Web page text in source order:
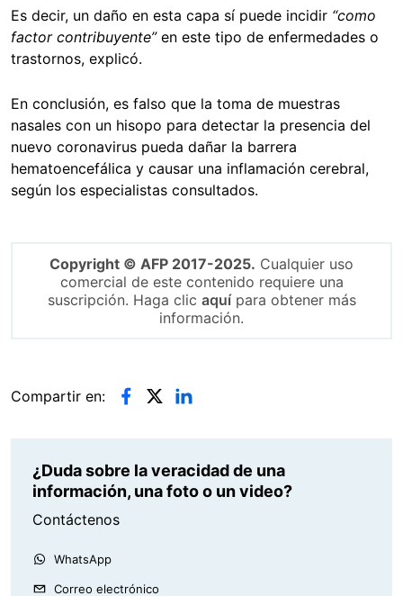
Es decir, un daño en esta capa sí puede incidir “como
factor contribuyente” en este tipo de enfermedades o
trastornos, explicó.
En conclusión, es falso que la toma de muestras
nasales con un hisopo para detectar la presencia del
nuevo coronavirus pueda dañar la barrera
hematoencefálica y causar una inflamación cerebral,
según los especialistas consultados.
Copyright © AFP 2017-2025. Cualquier uso
comercial de este contenido requiere una
suscripción. Haga clic aquípara obtener más
información.
Compartir en:
¿Duda sobre la veracidad de una
información, una foto o un video?
Contáctenos
WhatsApp
Correo electrónico